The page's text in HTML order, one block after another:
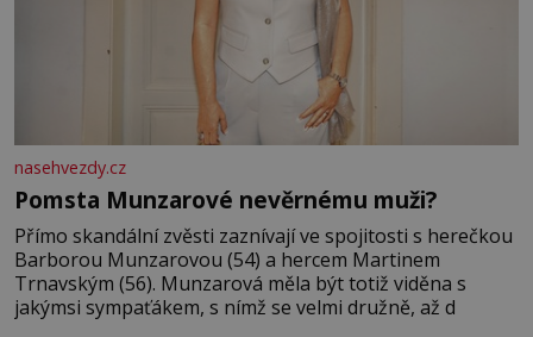
nasehvezdy.cz
Pomsta Munzarové nevěrnému muži?
Přímo skandální zvěsti zaznívají ve spojitosti s herečkou
Barborou Munzarovou (54) a hercem Martinem
Trnavským (56). Munzarová měla být totiž viděna s
jakýmsi sympaťákem, s nímž se velmi družně, až d